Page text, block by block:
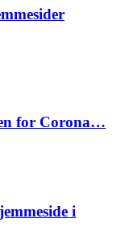
for Corona…
i